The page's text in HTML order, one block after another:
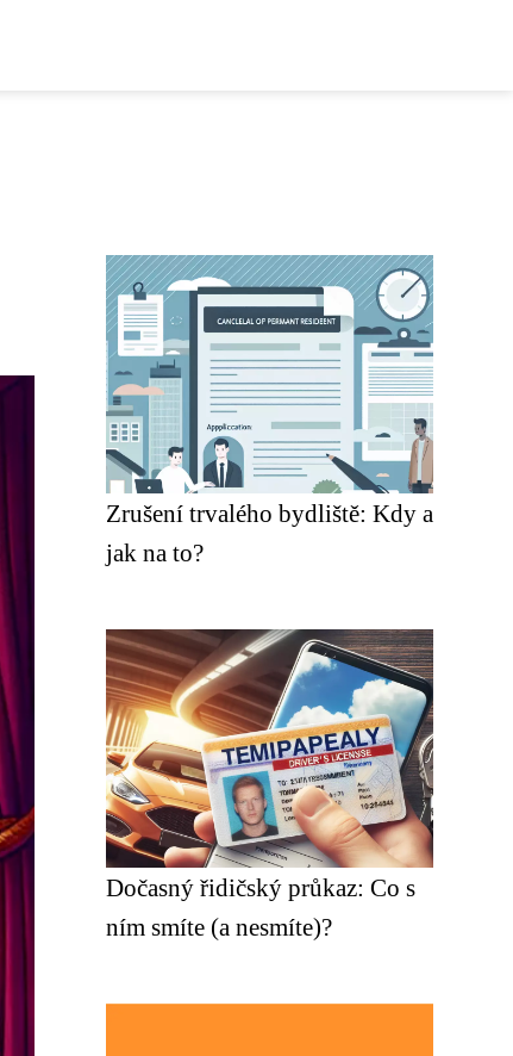
Zrušení trvalého bydliště: Kdy a
jak na to?
Dočasný řidičský průkaz: Co s
ním smíte (a nesmíte)?